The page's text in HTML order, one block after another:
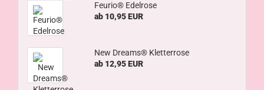
Feurio® Edelrose
ab 10,95 EUR
New Dreams® Kletterrose
ab 12,95 EUR